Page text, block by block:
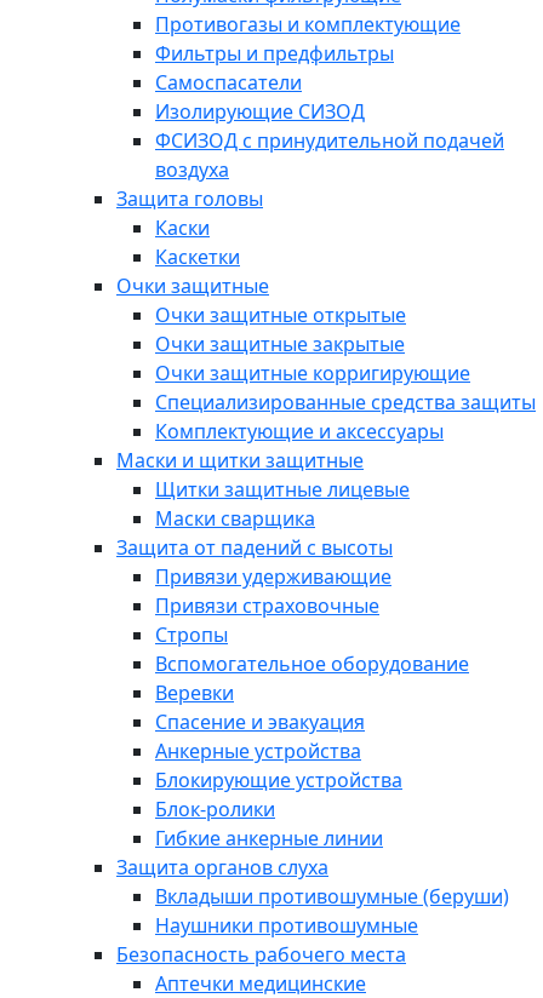
Противогазы и комплектующие
Фильтры и предфильтры
Самоспасатели
Изолирующие СИЗОД
ФСИЗОД с принудительной подачей
воздуха
Защита головы
Каски
Каскетки
Очки защитные
Очки защитные открытые
Очки защитные закрытые
Очки защитные корригирующие
Специализированные средства защиты
Комплектующие и аксессуары
Маски и щитки защитные
Щитки защитные лицевые
Маски сварщика
Защита от падений с высоты
Привязи удерживающие
Привязи страховочные
Стропы
Вспомогательное оборудование
Веревки
Спасение и эвакуация
Анкерные устройства
Блокирующие устройства
Блок-ролики
Гибкие анкерные линии
Защита органов слуха
Вкладыши противошумные (беруши)
Наушники противошумные
Безопасность рабочего места
Аптечки медицинские